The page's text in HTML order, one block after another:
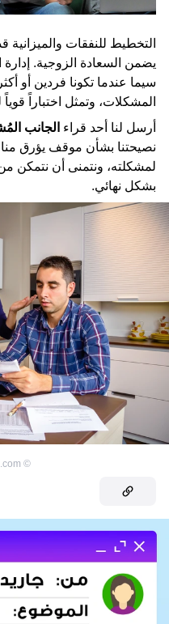
التخطيط للنفقات والميزانية
يضمن السعادة الزوجية. إدارة
سيما عندما تكونا فردين أو
المشكلات، وتمثل اختباراً قوياً
أرسل لنا أحد قراء الجانب
نصيحتنا بشأن موقف يؤرق
لمشكلته، ونتمنى أن نتمكن
بشكل نهائي.
©